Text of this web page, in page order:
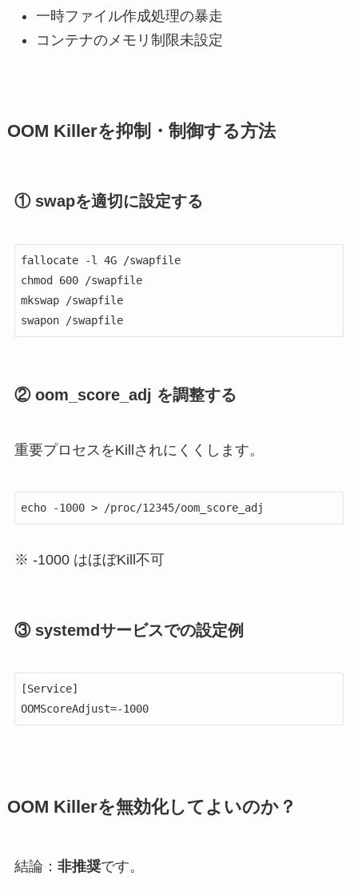
一時ファイル作成処理の暴走
コンテナのメモリ制限未設定
OOM Killerを抑制・制御する方法
① swapを適切に設定する
fallocate -l 4G /swapfile
chmod 600 /swapfile
mkswap /swapfile
swapon /swapfile
② oom_score_adj を調整する
重要プロセスをKillされにくくします。
echo -1000 > /proc/12345/oom_score_adj
※ -1000 はほぼKill不可
③ systemdサービスでの設定例
[Service]
OOMScoreAdjust=-1000
OOM Killerを無効化してよいのか？
結論： 非推奨です。